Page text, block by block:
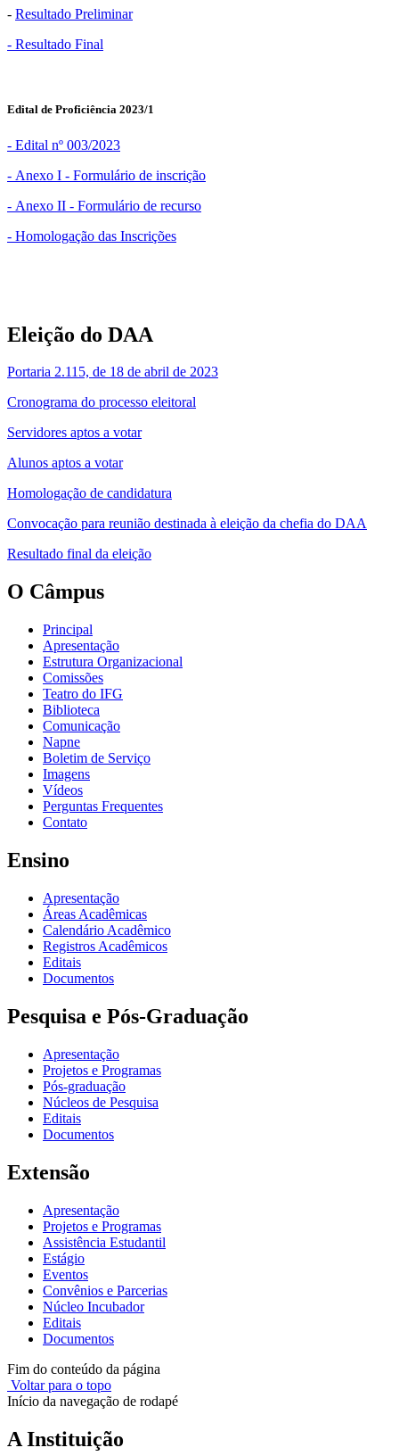
- Resultado Preliminar
- Resultado Final
Edital de Proficiência 2023/1
- Edital nº 003/2023
- Anexo I - Formulário de inscrição
- Anexo II - Formulário de recurso
- Homologação das Inscrições
Eleição do DAA
Portaria 2.115, de 18 de abril de 2023
Cronograma do processo eleitoral
Servidores aptos a votar
Alunos aptos a votar
Homologação de candidatura
Convocação para reunião destinada à eleição da chefia do DAA
Resultado final da eleição
O Câmpus
Principal
Apresentação
Estrutura Organizacional
Comissões
Teatro do IFG
Biblioteca
Comunicação
Napne
Boletim de Serviço
Imagens
Vídeos
Perguntas Frequentes
Contato
Ensino
Apresentação
Áreas Acadêmicas
Calendário Acadêmico
Registros Acadêmicos
Editais
Documentos
Pesquisa e Pós-Graduação
Apresentação
Projetos e Programas
Pós-graduação
Núcleos de Pesquisa
Editais
Documentos
Extensão
Apresentação
Projetos e Programas
Assistência Estudantil
Estágio
Eventos
Convênios e Parcerias
Núcleo Incubador
Editais
Documentos
Fim do conteúdo da página
Voltar para o topo
Início da navegação de rodapé
A Instituição